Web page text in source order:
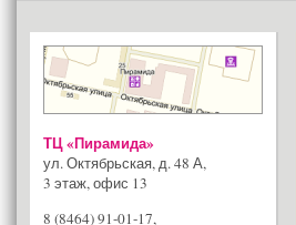
ТЦ «Пирамида»
ул. Октябрьская, д. 48 А,
3 этаж, офис 13
8 (8464) 91-01-17,